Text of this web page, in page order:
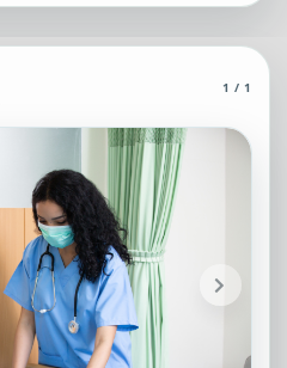
(MCP)
grundlegendes und spezielles
0 EUR von 40.000,00 EUR.
0 Prozent.
4.
URL, Robots-Angaben,
1 / 1